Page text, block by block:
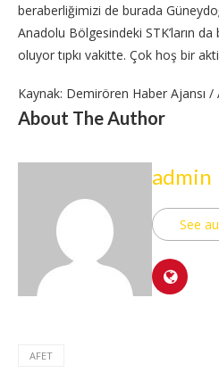
beraberliğimizi de burada
Anadolu Bölgesindeki STK’ların da
oluyor tıpkı vakitte. Çok hoş bir
Kaynak: Demirören Haber Ajansı /
About The Author
admin
See
AFET